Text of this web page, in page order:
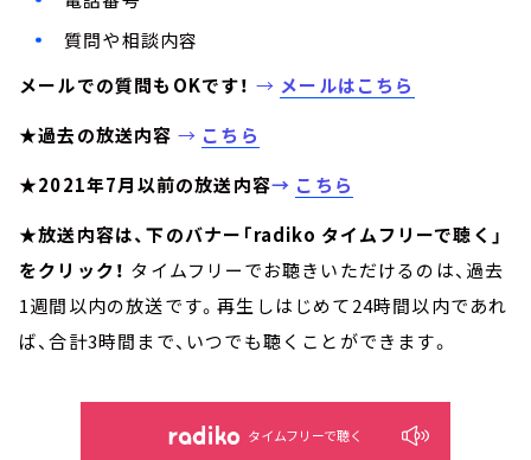
質問や相談内容
メールでの質問もOKです！ → メールはこちら
★過去の放送内容 → こちら
★2021年7月以前の放送内容→ こちら
★放送内容は、下のバナー「radiko タイムフリーで聴く」
をクリック！ タイムフリーでお聴きいただけるのは、過去
1週間以内の放送です。再生しはじめて24時間以内であれ
ば、合計3時間まで、いつでも聴くことができます。
タイムフリーで聴く